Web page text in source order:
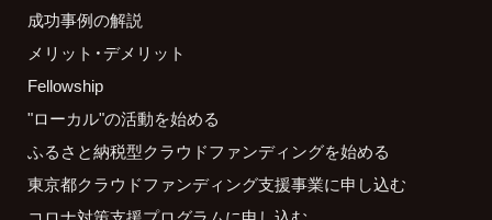
成功事例の解説
メリット・デメリット
Fellowship
"ローカル"の活動を始める
ふるさと納税型クラウドファンディングを始める
東京都クラウドファンディング支援事業に申し込む